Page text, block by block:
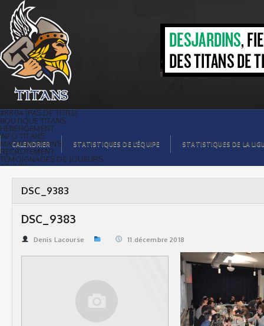
DSC_9383 | Titans de témiscaming
#8804 (PAS DE TITRE)
BOUTIQUE TITANS
HÉBERGEMENT
INFO TITANS
MAGASIN TITANS
RECRUTEMENT
TÉMOIGNAGES DE JOUEURS
ACCUEIL
GALERIE PHOTOS
STATISTIQUES
ORGANISATION
CALENDRIER
GALERIE VIDÉOS
COMMANDITAIRES
CALENDRIER STATISTIQUES DE L’ÉQUIPE STATISTIQUES DE LA
DSC_9383
DSC_9383
Denis Lacourse 11.décembre 2018